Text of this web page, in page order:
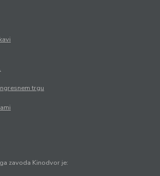
trgu
zavoda Kinodvor je: